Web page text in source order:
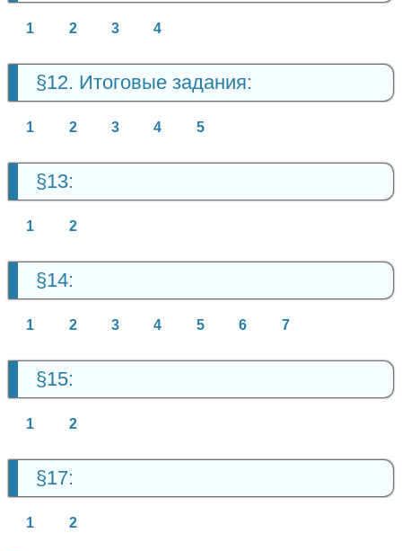
1 2 3 4
§12. Итоговые задания:
1 2 3 4 5
§13:
1 2
§14:
1 2 3 4 5 6 7
§15:
1 2
§17:
1 2